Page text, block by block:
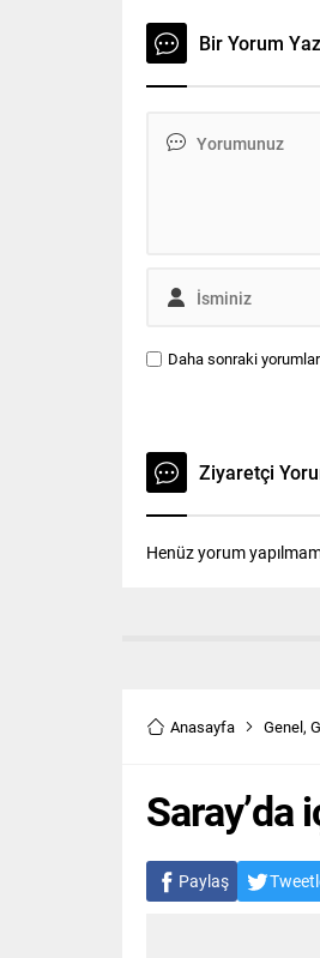
ekonomik tablosundan
tuttuğu Mali İşler
Tınaz’ı görevden alan
Bir Yorum
Daha sonraki
Ziyaretçi
Henüz yorum
Anasayfa Genel,
Saray’da
Paylaş